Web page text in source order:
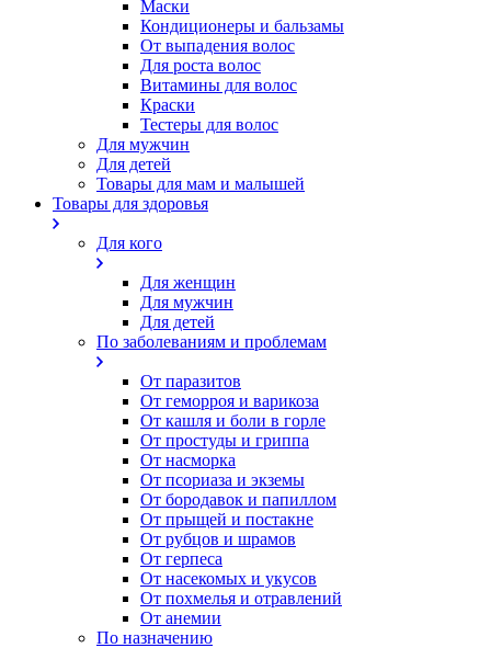
Маски
Кондиционеры и бальзамы
От выпадения волос
Для роста волос
Витамины для волос
Краски
Тестеры для волос
Для мужчин
Для детей
Товары для мам и малышей
Товары для здоровья
Для кого
Для женщин
Для мужчин
Для детей
По заболеваниям и проблемам
От паразитов
Oт геморроя и варикоза
От кашля и боли в горле
От простуды и гриппа
От насморка
Oт псориаза и экземы
От бородавок и папиллом
От прыщей и постакне
От рубцов и шрамов
От герпеса
От насекомых и укусов
От похмелья и отравлений
От анемии
По назначению